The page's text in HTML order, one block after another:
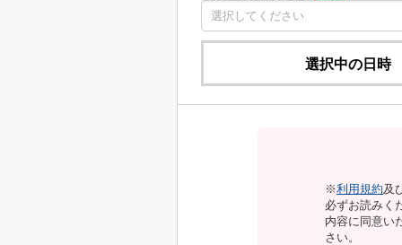
選択中の日時
※利用規約及
必ずお読みく
内容に同意い
さい。